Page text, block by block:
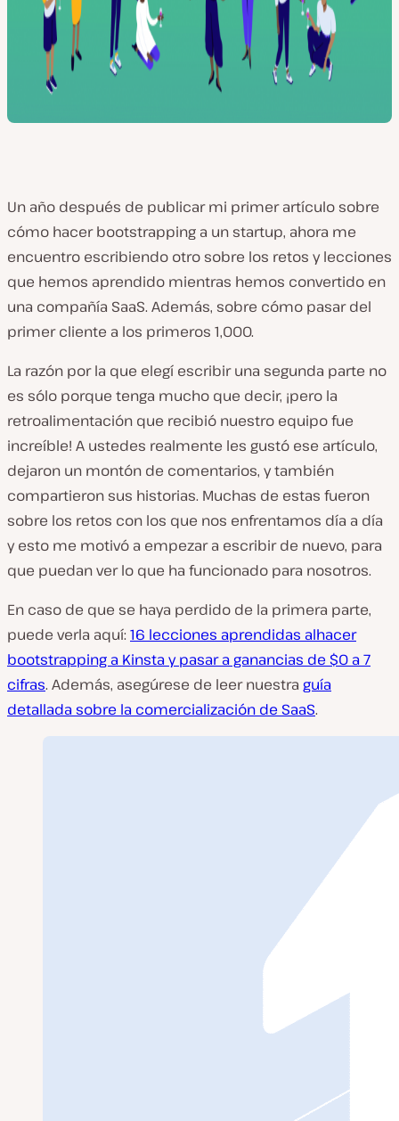
Un año después de publicar mi primer artículo sobre
cómo hacer bootstrapping a un startup, ahora me
encuentro escribiendo otro sobre los retos y lecciones
que hemos aprendido mientras hemos convertido en
una compañía SaaS. Además, sobre cómo pasar del
primer cliente a los primeros 1,000.
La razón por la que elegí escribir una segunda parte no
es sólo porque tenga mucho que decir, ¡pero la
retroalimentación que recibió nuestro equipo fue
increíble! A ustedes realmente les gustó ese artículo,
dejaron un montón de comentarios, y también
compartieron sus historias. Muchas de estas fueron
sobre los retos con los que nos enfrentamos día a día
y esto me motivó a empezar a escribir de nuevo, para
que puedan ver lo que ha funcionado para nosotros.
En caso de que se haya perdido de la primera parte,
puede verla aquí: 16 lecciones aprendidas alhacer
bootstrapping a Kinsta y pasar a ganancias de $0 a 7
cifras. Además, asegúrese de leer nuestra guía
detallada sobre la comercialización de SaaS.